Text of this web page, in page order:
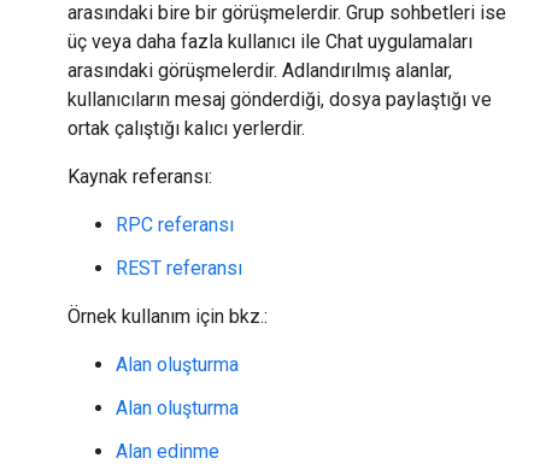
arasındaki bire bir görüşmelerdir. Grup sohbetleri ise
üç veya daha fazla kullanıcı ile Chat uygulamaları
arasındaki görüşmelerdir. Adlandırılmış alanlar,
kullanıcıların mesaj gönderdiği, dosya paylaştığı ve
ortak çalıştığı kalıcı yerlerdir.
Kaynak referansı:
RPC referansı
REST referansı
Örnek kullanım için bkz.:
Alan oluşturma
Alan oluşturma
Alan edinme